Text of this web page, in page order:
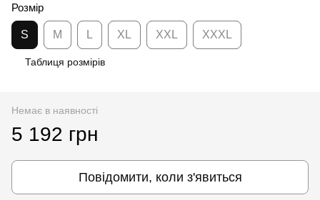
Розмір
S M L XL XXL XXXL
Таблиця розмірів
Немає в наявності
5 192 грн
Повідомити, коли з'явиться